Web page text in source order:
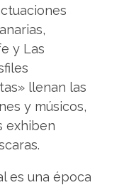
y Las
llenan las
y músicos,
exhiben
es una época